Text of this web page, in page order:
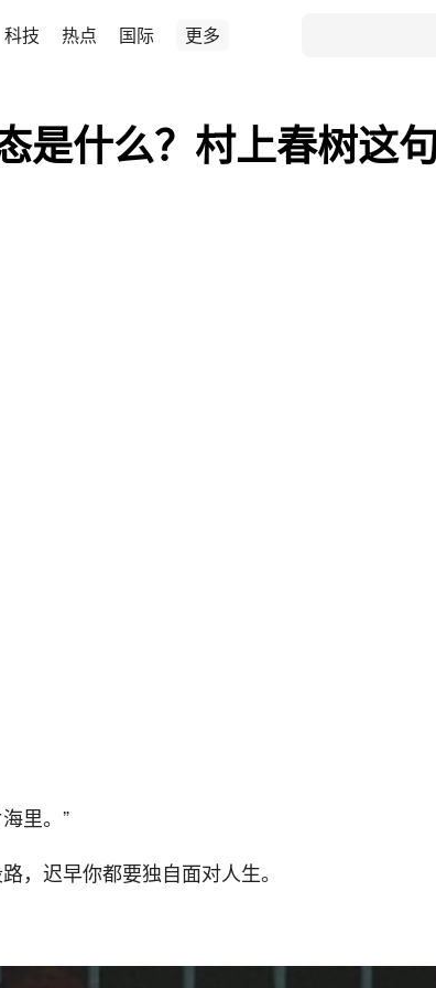
科技 热点 国际 更多
是什么？村上春树这
里。”
，迟早你都要独自面对人生。